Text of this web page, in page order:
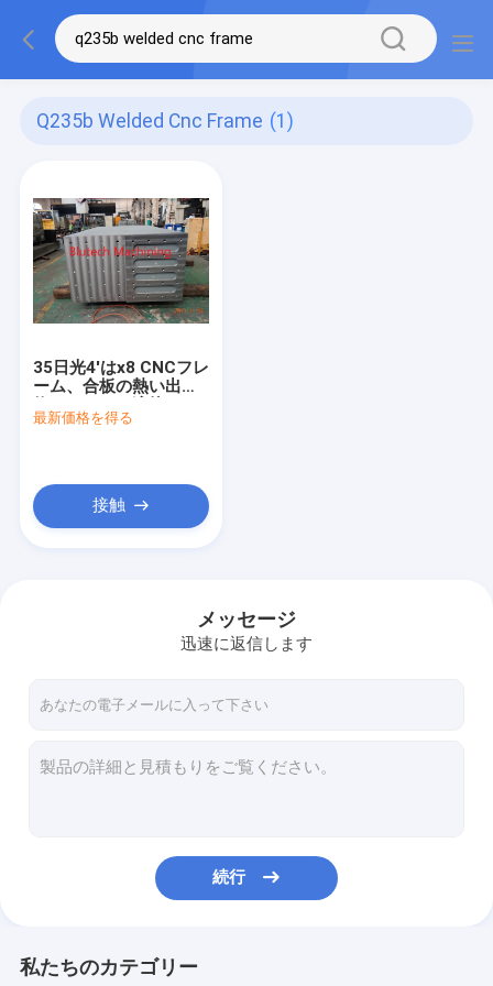
Q235b Welded Cnc Frame (1)
35日光4'はx8 CNCフレ
ーム、合板の熱い出版
最新価格を得る
接触
メッセージ
迅速に返信します
続行
私たちのカテゴリー